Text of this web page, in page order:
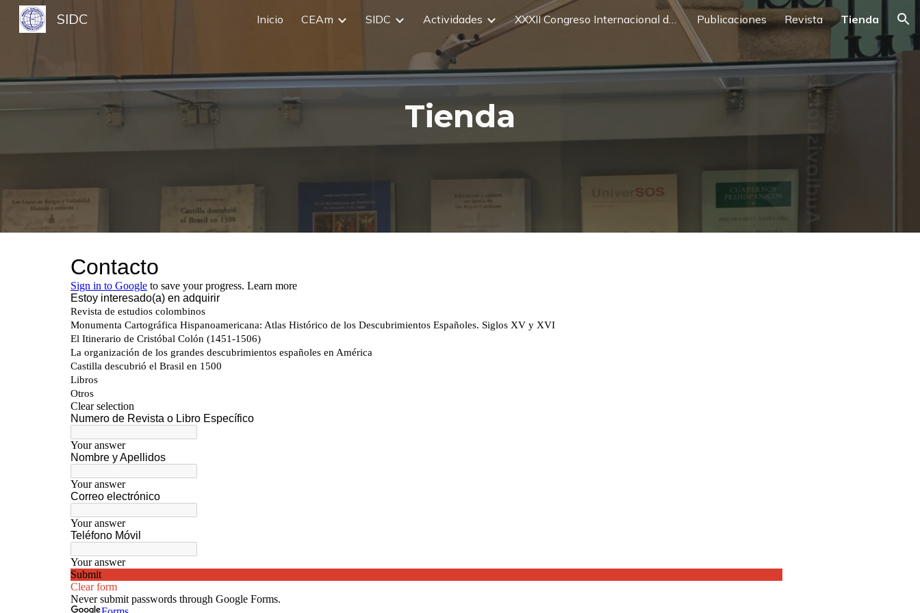
Skip to main content Skip to navigation
SIDC Inicio CEAm SIDC Actividades XXXII Congreso Internacional de Descubrimientos y Cartografía Publicaciones Revista Tienda
Tienda